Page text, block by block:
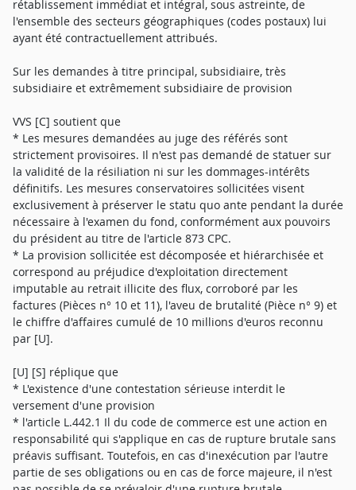
rétablissement immédiat et intégral, sous astreinte, de
l'ensemble des secteurs géographiques (codes postaux) lui
ayant été contractuellement attribués.
Sur les demandes à titre principal, subsidiaire, très
subsidiaire et extrêmement subsidiaire de provision
VVS [C] soutient que
* Les mesures demandées au juge des référés sont
strictement provisoires. Il n'est pas demandé de statuer sur
la validité de la résiliation ni sur les dommages-intérêts
définitifs. Les mesures conservatoires sollicitées visent
exclusivement à préserver le statu quo ante pendant la durée
nécessaire à l'examen du fond, conformément aux pouvoirs
du président au titre de l'article 873 CPC.
* La provision sollicitée est décomposée et hiérarchisée et
correspond au préjudice d'exploitation directement
imputable au retrait illicite des flux, corroboré par les
factures (Pièces n° 10 et 11), l'aveu de brutalité (Pièce n° 9) et
le chiffre d'affaires cumulé de 10 millions d'euros reconnu
par [U].
[U] [S] réplique que
* L'existence d'une contestation sérieuse interdit le
versement d'une provision
* l'article L.442.1 Il du code de commerce est une action en
responsabilité qui s'applique en cas de rupture brutale sans
préavis suffisant. Toutefois, en cas d'inexécution par l'autre
partie de ses obligations ou en cas de force majeure, il n'est